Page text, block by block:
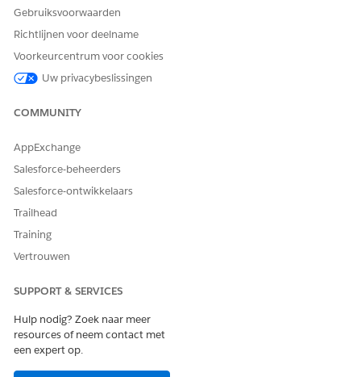
de daaropvolgende beoordelingselementen in uw
beoordelingsprocedure. De tag in het element Beoordeling
staat vóór de tags in het element Beoordelingsinstelling.
HEEFT DIT ARTIKEL UW PROBLEEM OPGELOST?
Laat ons weten wat we kunnen doen om te verbeteren!
Gebruiksvoorwaarden
Richtlijnen voor deelname
Voorkeurcentrum voor cookies
Uw privacybeslissingen
COMMUNITY
AppExchange
Salesforce-beheerders
Salesforce-ontwikkelaars
Trailhead
Training
Vertrouwen
SUPPORT & SERVICES
Hulp nodig? Zoek naar meer
resources of neem contact met
een expert op.